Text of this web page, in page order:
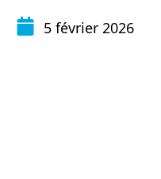
5 février 2026